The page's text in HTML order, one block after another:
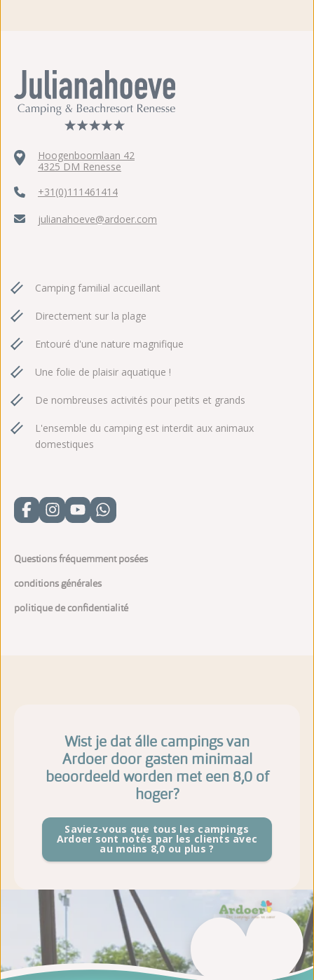
Hoogenboomlaan 42
4325 DM Renesse
+31(0)111461414
julianahoeve@ardoer.com
Camping familial accueillant
Directement sur la plage
Entouré d'une nature magnifique
Une folie de plaisir aquatique !
De nombreuses activités pour petits et grands
L'ensemble du camping est interdit aux animaux
domestiques
Questions fréquemment posées
conditions générales
politique de confidentialité
Wist je dat álle campings van
Ardoer door gasten minimaal
beoordeeld worden met een 8,0 of
hoger?
Saviez-vous que tous les campings
Ardoer sont notés par les clients avec
au moins 8,0 ou plus ?